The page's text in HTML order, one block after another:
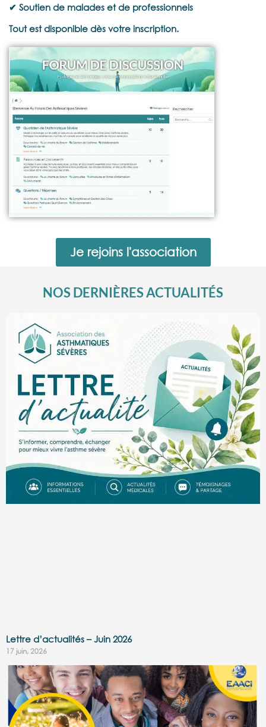
✔ Soutien de malades et de professionnels
Tout est disponible dès votre inscription.
Je rejoins l'association
NOS DERNIÈRES ACTUALITÉS
Lettre d’actualités – Juin 2026
17 juin, 2026